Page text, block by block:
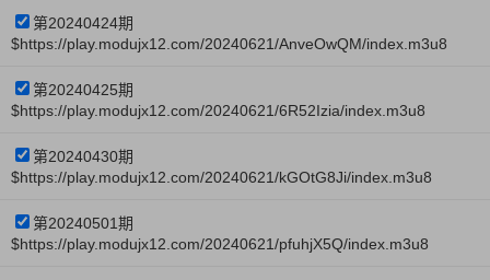
第20240424期
$https://play.modujx12.com/20240621/AnveOwQM/index.m3u8
第20240425期
$https://play.modujx12.com/20240621/6R52Izia/index.m3u8
第20240430期
$https://play.modujx12.com/20240621/kGOtG8Ji/index.m3u8
第20240501期
$https://play.modujx12.com/20240621/pfuhjX5Q/index.m3u8